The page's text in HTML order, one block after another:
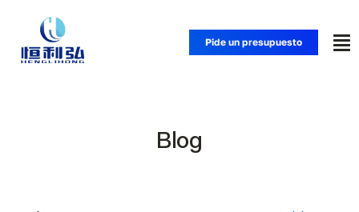
contenido
Pide un presupuesto
Productos
Blog